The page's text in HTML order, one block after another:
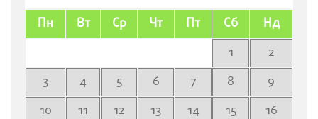
Пн Вт Ср Чт Пт Сб Нд
1
2
3
4 5 6 7 8
9
10
11 12 13 14 15
16